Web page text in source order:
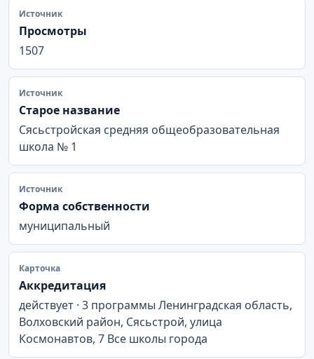
Источник
Просмотры
1507
Источник
Старое название
Сясьстройская средняя общеобразовательная
школа № 1
Источник
Форма собственности
муниципальный
Карточка
Аккредитация
действует · 3 программы Ленинградская область,
Волховский район, Сясьстрой, улица
Космонавтов, 7 Все школы города